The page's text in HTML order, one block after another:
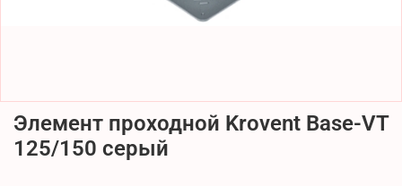
Элемент проходной Krovent Base-VT
125/150 серый